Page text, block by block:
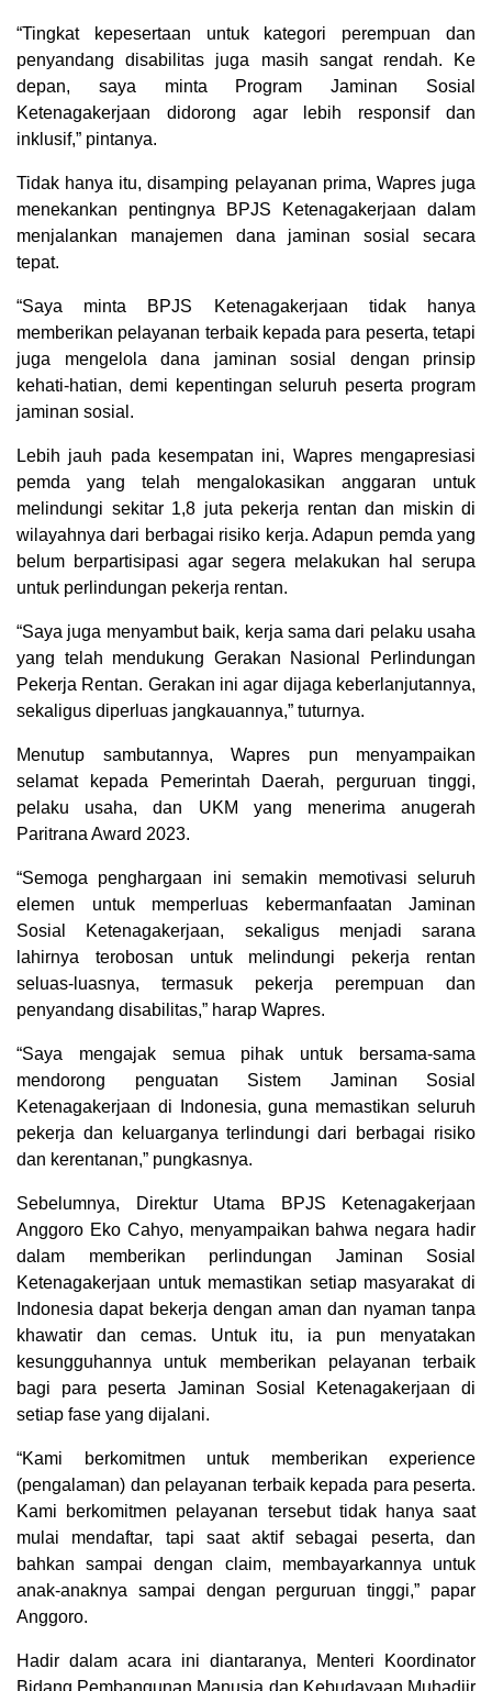
“Tingkat kepesertaan untuk kategori perempuan dan
penyandang disabilitas juga masih sangat rendah. Ke
depan, saya minta Program Jaminan Sosial
Ketenagakerjaan didorong agar lebih responsif dan
inklusif,” pintanya.
Tidak hanya itu, disamping pelayanan prima, Wapres juga
menekankan pentingnya BPJS Ketenagakerjaan dalam
menjalankan manajemen dana jaminan sosial secara
tepat.
“Saya minta BPJS Ketenagakerjaan tidak hanya
memberikan pelayanan terbaik kepada para peserta, tetapi
juga mengelola dana jaminan sosial dengan prinsip
kehati-hatian, demi kepentingan seluruh peserta program
jaminan sosial.
Lebih jauh pada kesempatan ini, Wapres mengapresiasi
pemda yang telah mengalokasikan anggaran untuk
melindungi sekitar 1,8 juta pekerja rentan dan miskin di
wilayahnya dari berbagai risiko kerja. Adapun pemda yang
belum berpartisipasi agar segera melakukan hal serupa
untuk perlindungan pekerja rentan.
“Saya juga menyambut baik, kerja sama dari pelaku usaha
yang telah mendukung Gerakan Nasional Perlindungan
Pekerja Rentan. Gerakan ini agar dijaga keberlanjutannya,
sekaligus diperluas jangkauannya,” tuturnya.
Menutup sambutannya, Wapres pun menyampaikan
selamat kepada Pemerintah Daerah, perguruan tinggi,
pelaku usaha, dan UKM yang menerima anugerah
Paritrana Award 2023.
“Semoga penghargaan ini semakin memotivasi seluruh
elemen untuk memperluas kebermanfaatan Jaminan
Sosial Ketenagakerjaan, sekaligus menjadi sarana
lahirnya terobosan untuk melindungi pekerja rentan
seluas-luasnya, termasuk pekerja perempuan dan
penyandang disabilitas,” harap Wapres.
“Saya mengajak semua pihak untuk bersama-sama
mendorong penguatan Sistem Jaminan Sosial
Ketenagakerjaan di Indonesia, guna memastikan seluruh
pekerja dan keluarganya terlindungi dari berbagai risiko
dan kerentanan,” pungkasnya.
Sebelumnya, Direktur Utama BPJS Ketenagakerjaan
Anggoro Eko Cahyo, menyampaikan bahwa negara hadir
dalam memberikan perlindungan Jaminan Sosial
Ketenagakerjaan untuk memastikan setiap masyarakat di
Indonesia dapat bekerja dengan aman dan nyaman tanpa
khawatir dan cemas. Untuk itu, ia pun menyatakan
kesungguhannya untuk memberikan pelayanan terbaik
bagi para peserta Jaminan Sosial Ketenagakerjaan di
setiap fase yang dijalani.
“Kami berkomitmen untuk memberikan experience
(pengalaman) dan pelayanan terbaik kepada para peserta.
Kami berkomitmen pelayanan tersebut tidak hanya saat
mulai mendaftar, tapi saat aktif sebagai peserta, dan
bahkan sampai dengan claim, membayarkannya untuk
anak-anaknya sampai dengan perguruan tinggi,” papar
Anggoro.
Hadir dalam acara ini diantaranya, Menteri Koordinator
Bidang Pembangunan Manusia dan Kebudayaan Muhadjir